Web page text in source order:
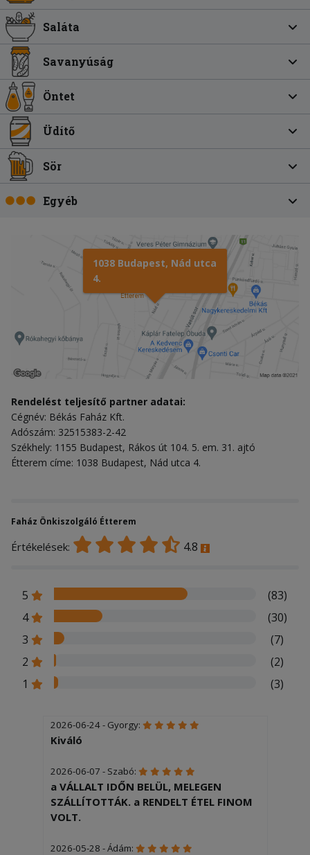
Saláta
Savanyúság
Öntet
Üdítő
Sör
Egyéb
1038 Budapest, Nád utca
4.
Rendelést teljesítő partner adatai:
Cégnév: Békás Faház Kft.
Adószám: 32515383-2-42
Székhely: 1155 Budapest, Rákos út 104. 5. em. 31. ajtó
Étterem címe: 1038 Budapest, Nád utca 4.
Faház Önkiszolgáló Étterem
Értékelések: 4.8
5
(83)
4
(30)
3
(7)
2
(2)
1
(3)
2026-06-24 - Gyorgy:
Kiváló
2026-06-07 - Szabó:
a VÁLLALT IDŐN BELÜL, MELEGEN
SZÁLLÍTOTTÁK. a RENDELT ÉTEL FINOM
VOLT.
2026-05-28 - Ádám: